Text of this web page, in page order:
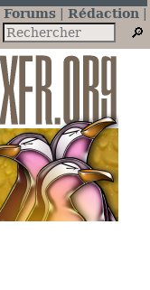
Forums
Rédaction